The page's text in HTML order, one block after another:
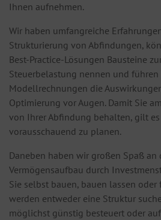
Ihnen aufnehmen.
Wir haben umfangreiche
Strukturierung von Abfindungen,
Best-Practice-Lösungen Bausteine
Steuerbelastung nennen und
Modellrechnungen die
Optimierung vor Augen. Damit Sie
von Ihrer Abfindung behalten, gilt
vorausschauend zu planen.
Daneben haben wir großen Spaß an
Vermögensaufbau durch
Sie selbst bauen, bauen lassen oder
werden entweder eine Struktur
möglichst günstig besteuert oder